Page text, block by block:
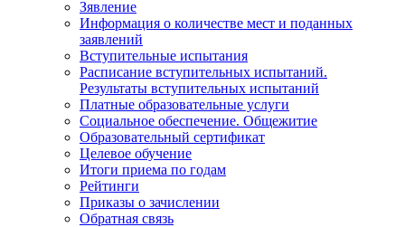
Зявление
Информация о количестве мест и поданных
заявлений
Вступительные испытания
Расписание вступительных испытаний.
Результаты вступительных испытаний
Платные образовательные услуги
Социальное обеспечение. Общежитие
Образовательный сертификат
Целевое обучение
Итоги приема по годам
Рейтинги
Приказы о зачислении
Обратная связь